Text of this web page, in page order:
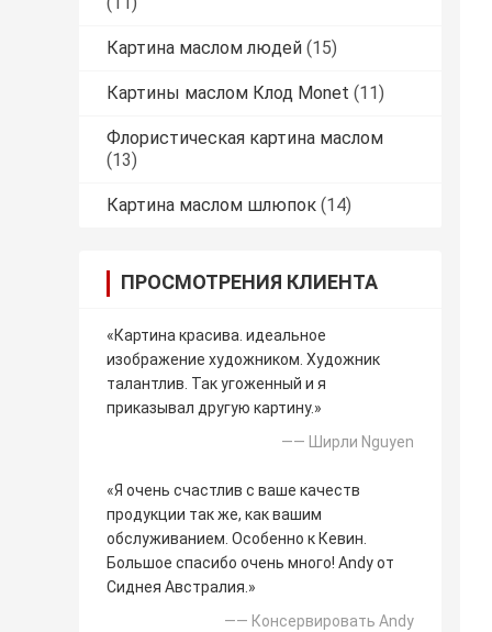
Картина маслом людей (15)
Картины маслом Клод Monet (11)
Флористическая картина маслом
(13)
Картина маслом шлюпок (14)
ПРОСМОТРЕНИЯ КЛИЕНТА
«Картина красива. идеальное
изображение художником. Художник
талантлив. Так угоженный и я
приказывал другую картину.»
—— Ширли Nguyen
«Я очень счастлив с ваше качеств
продукции так же, как вашим
обслуживанием. Особенно к Кевин.
Большое спасибо очень много! Andy от
Сиднея Австралия.»
—— Консервировать Andy